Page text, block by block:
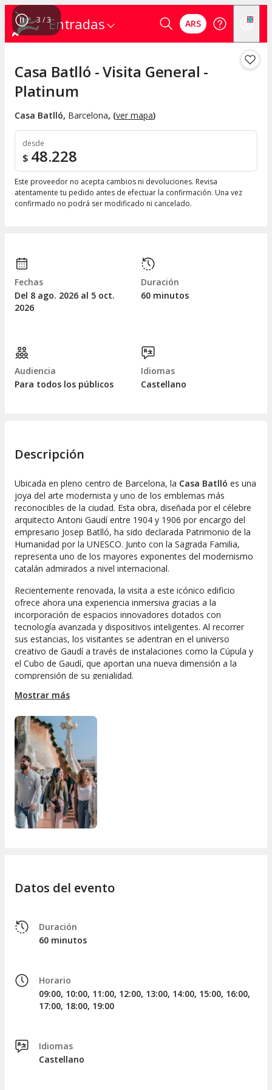
Entradas ARS
3 /3
Casa Batlló - Visita General -
Platinum
Casa Batlló, Barcelona, (ver mapa)
desde
$ 48.228
Este proveedor no acepta cambios ni devoluciones. Revisa
atentamente tu pedido antes de efectuar la confirmación. Una vez
confirmado no podrá ser modificado ni cancelado.
Fechas
Del 8 ago. 2026 al 5 oct.
2026
Duración
60 minutos
Audiencia
Para todos los públicos
Idiomas
Castellano
Descripción
Ubicada en pleno centro de Barcelona, la Casa Batlló es una
joya del arte modernista y uno de los emblemas más
reconocibles de la ciudad. Esta obra, diseñada por el célebre
arquitecto Antoni Gaudí entre 1904 y 1906 por encargo del
empresario Josep Batlló, ha sido declarada Patrimonio de la
Humanidad por la UNESCO. Junto con la Sagrada Familia,
representa uno de los mayores exponentes del modernismo
catalán admirados a nivel internacional.
Recientemente renovada, la visita a este icónico edificio
ofrece ahora una experiencia inmersiva gracias a la
incorporación de espacios innovadores dotados con
tecnología avanzada y dispositivos inteligentes. Al recorrer
sus estancias, los visitantes se adentran en el universo
creativo de Gaudí a través de instalaciones como la Cúpula y
el Cubo de Gaudí, que aportan una nueva dimensión a la
comprensión de su genialidad.
Descubre el resto de entradas para la Casa Batlló
Incluido
Pase prioritario
Audioguía
Acceso al Cubo Gaudí (360º)
Acceso a la azotea del Dragón
Tableta de realidad aumentada
Acceso a la Cúpula de Gaudí (inmersivo)
Mostrar más
Datos del evento
Duración
60 minutos
Horario
09:00, 10:00, 11:00, 12:00, 13:00, 14:00, 15:00, 16:00,
17:00, 18:00, 19:00
Idiomas
Castellano